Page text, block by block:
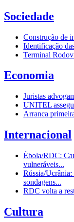
Sociedade
Construção de
Identificação
Terminal
Economia
Juristas
UNITEL
Arranca
Internacional
Ébola/RDC:
vulneráveis...
Rússia/Ucrânia:
sondagens...
RDC volta a
Cultura